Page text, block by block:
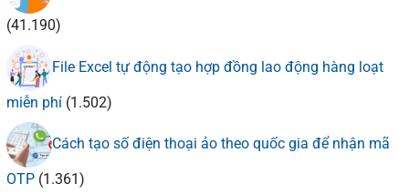
(41.190)
File Excel tự động tạo hợp đồng lao động hàng loạt
miễn phí (1.502)
Cách tạo số điện thoại ảo theo quốc gia để nhận mã
OTP (1.361)